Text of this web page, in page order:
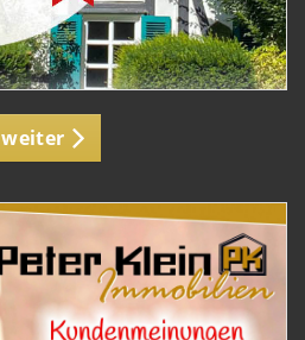
weiter